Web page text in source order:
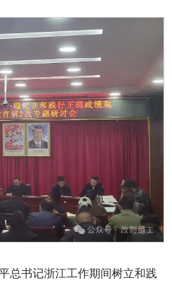
总书记浙江工作期间树立和践